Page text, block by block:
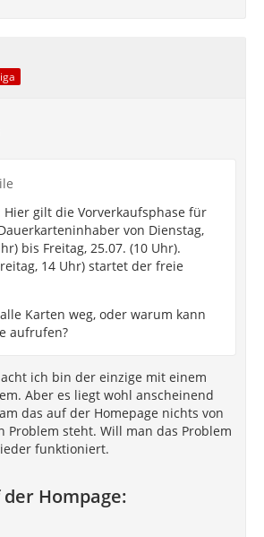
Hier gilt die Vorverkaufsphase für
von Dienstag,
bis Freitag, 25.07. (10 Uhr).
14 Uhr) startet der freie
Karten weg, oder warum kann
aufrufen?
ich bin der einzige mit einem
Aber es liegt wohl anscheinend
das auf der Homepage nichts von
Problem steht. Will man das Problem
funktioniert.
Hompage: